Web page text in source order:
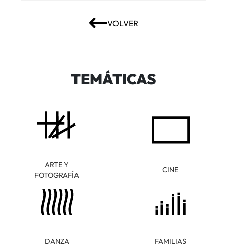
VOLVER
TEMÁTICAS
ARTE Y
FOTOGRAFÍA
CINE
DANZA FAMILIAS